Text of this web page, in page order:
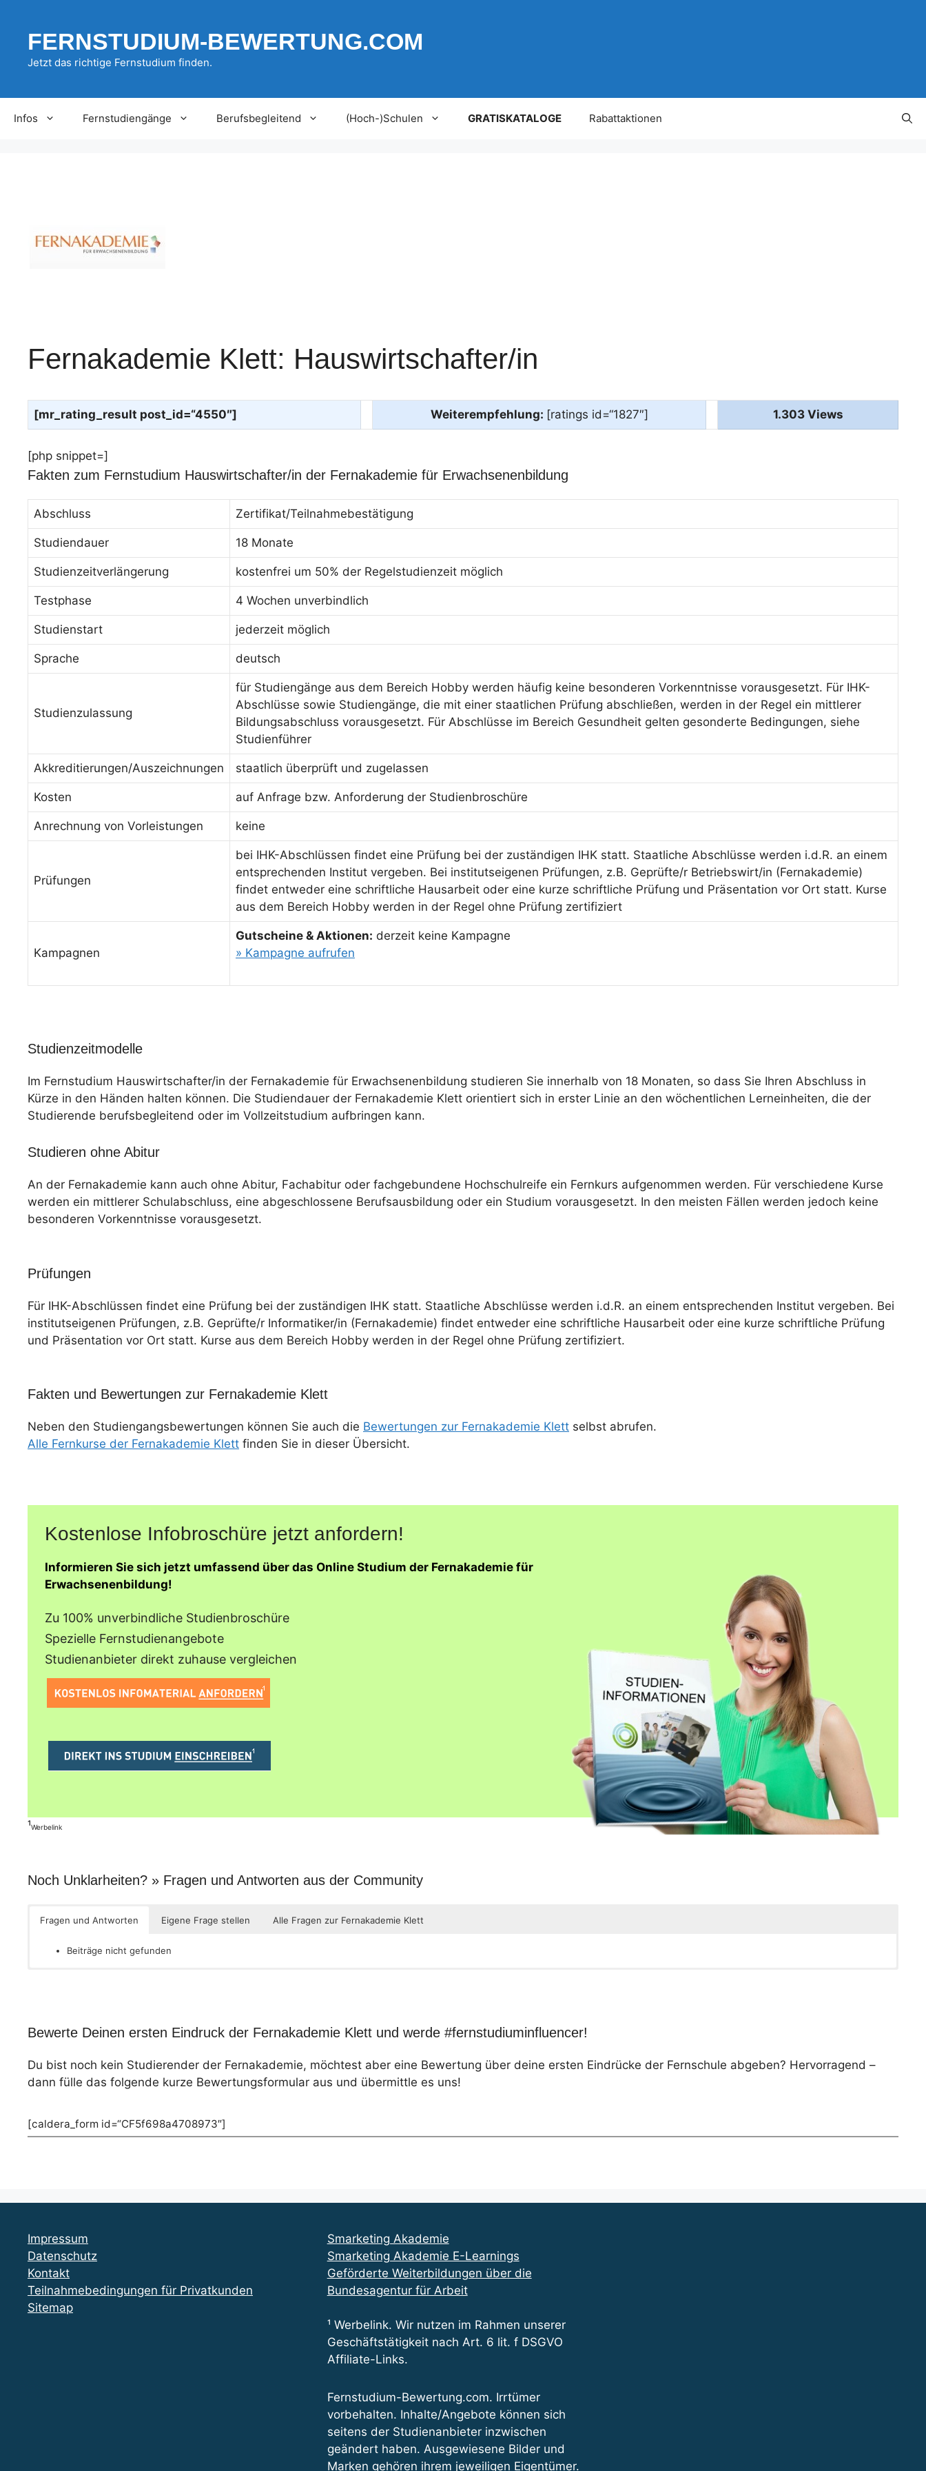
springenFERNSTUDIUM-BEWERTUNG.COM
Jetzt das richtige Fernstudium finden.
Infos Fernstudiengänge Berufsbegleitend (Hoch-)Schulen GRATISKATALOGE Rabattaktionen
Fernakademie Klett: Hauswirtschafter/in
[mr_rating_result post_id=“4550″] Weiterempfehlung: [ratings id=“1827″] 1.303 Views
[php snippet=]
Fakten zum Fernstudium Hauswirtschafter/in der Fernakademie für Erwachsenenbildung
Abschluss Zertifikat/Teilnahmebestätigung
Studiendauer 18 Monate
Studienzeitverlängerung kostenfrei um 50% der Regelstudienzeit möglich
Testphase 4 Wochen unverbindlich
Studienstart jederzeit möglich
Sprache deutsch
Studienzulassung
für Studiengänge aus dem Bereich Hobby werden häufig keine besonderen Vorkenntnisse vorausgesetzt. Für IHK-
Abschlüsse sowie Studiengänge, die mit einer staatlichen Prüfung abschließen, werden in der Regel ein mittlerer
Bildungsabschluss vorausgesetzt. Für Abschlüsse im Bereich Gesundheit gelten gesonderte Bedingungen, siehe
Studienführer
Akkreditierungen/Auszeichnungen staatlich überprüft und zugelassen
Kosten auf Anfrage bzw. Anforderung der Studienbroschüre
Anrechnung von Vorleistungen keine
Prüfungen
bei IHK-Abschlüssen findet eine Prüfung bei der zuständigen IHK statt. Staatliche Abschlüsse werden i.d.R. an einem
entsprechenden Institut vergeben. Bei institutseigenen Prüfungen, z.B. Geprüfte/r Betriebswirt/in (Fernakademie)
findet entweder eine schriftliche Hausarbeit oder eine kurze schriftliche Prüfung und Präsentation vor Ort statt. Kurse
aus dem Bereich Hobby werden in der Regel ohne Prüfung zertifiziert
Kampagnen
Gutscheine & Aktionen: derzeit keine Kampagne
» Kampagne aufrufen
Studienzeitmodelle
Im Fernstudium Hauswirtschafter/in der Fernakademie für Erwachsenenbildung studieren Sie innerhalb von 18 Monaten, so dass Sie Ihren Abschluss in
Kürze in den Händen halten können. Die Studiendauer der Fernakademie Klett orientiert sich in erster Linie an den wöchentlichen Lerneinheiten, die der
Studierende berufsbegleitend oder im Vollzeitstudium aufbringen kann.
Studieren ohne Abitur
An der Fernakademie kann auch ohne Abitur, Fachabitur oder fachgebundene Hochschulreife ein Fernkurs aufgenommen werden. Für verschiedene Kurse
werden ein mittlerer Schulabschluss, eine abgeschlossene Berufsausbildung oder ein Studium vorausgesetzt. In den meisten Fällen werden jedoch keine
besonderen Vorkenntnisse vorausgesetzt.
Prüfungen
Für IHK-Abschlüssen findet eine Prüfung bei der zuständigen IHK statt. Staatliche Abschlüsse werden i.d.R. an einem entsprechenden Institut vergeben. Bei
institutseigenen Prüfungen, z.B. Geprüfte/r Informatiker/in (Fernakademie) findet entweder eine schriftliche Hausarbeit oder eine kurze schriftliche Prüfung
und Präsentation vor Ort statt. Kurse aus dem Bereich Hobby werden in der Regel ohne Prüfung zertifiziert.
Fakten und Bewertungen zur Fernakademie Klett
Neben den Studiengangsbewertungen können Sie auch die Bewertungen zur Fernakademie Klett selbst abrufen.
Alle Fernkurse der Fernakademie Klett finden Sie in dieser Übersicht.
Kostenlose Infobroschüre jetzt anfordern!
Informieren Sie sich jetzt umfassend über das Online Studium der Fernakademie für
Erwachsenenbildung!
Zu 100% unverbindliche Studienbroschüre
Spezielle Fernstudienangebote
Studienanbieter direkt zuhause vergleichen
¹Werbelink
Noch Unklarheiten? » Fragen und Antworten aus der Community
Fragen und Antworten Eigene Frage stellen Alle Fragen zur Fernakademie Klett
Beiträge nicht gefunden
Bewerte Deinen ersten Eindruck der Fernakademie Klett und werde #fernstudiuminfluencer!
Du bist noch kein Studierender der Fernakademie, möchtest aber eine Bewertung über deine ersten Eindrücke der Fernschule abgeben? Hervorragend –
dann fülle das folgende kurze Bewertungsformular aus und übermittle es uns!
[caldera_form id=“CF5f698a4708973″]
Impressum
Datenschutz
Kontakt
Teilnahmebedingungen für Privatkunden
Sitemap
Smarketing Akademie
Smarketing Akademie E-Learnings
Geförderte Weiterbildungen über die
Bundesagentur für Arbeit
¹ Werbelink. Wir nutzen im Rahmen unserer
Geschäftstätigkeit nach Art. 6 lit. f DSGVO
Affiliate-Links.
Fernstudium-Bewertung.com. Irrtümer
vorbehalten. Inhalte/Angebote können sich
seitens der Studienanbieter inzwischen
geändert haben. Ausgewiesene Bilder und
Marken gehören ihrem jeweiligen Eigentümer.